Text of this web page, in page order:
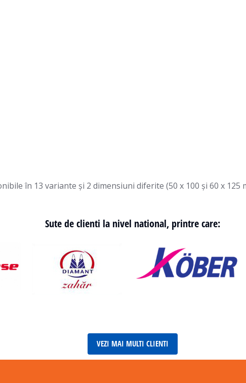
în 13 variante și 2 dimensiuni diferite (50 x 100 și 60 x 125
Sute de clienti la nivel national, printre care:
VEZI MAI MULTI CLIENTI